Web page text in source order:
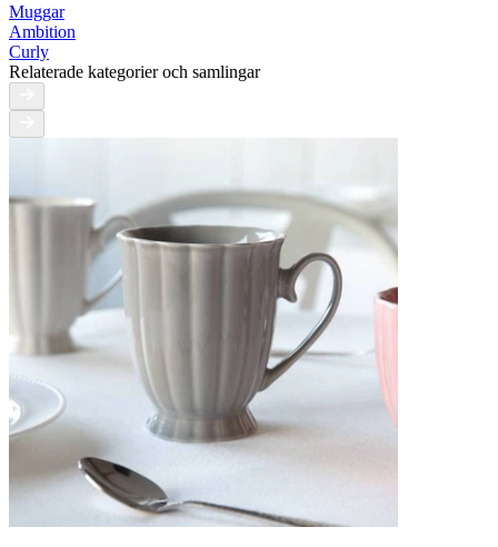
Muggar
Ambition
Curly
Relaterade kategorier och samlingar